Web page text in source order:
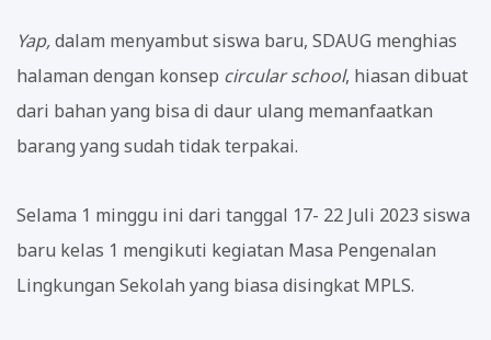
Yap,dalam menyambut siswa baru, SDAUG menghias
halaman dengan konsep circular school, hiasan dibuat
dari bahan yang bisa di daur ulang memanfaatkan
barang yang sudah tidak terpakai.
Selama 1 minggu ini dari tanggal 17- 22 Juli 2023 siswa
baru kelas 1 mengikuti kegiatan Masa Pengenalan
Lingkungan Sekolah yang biasa disingkat MPLS.